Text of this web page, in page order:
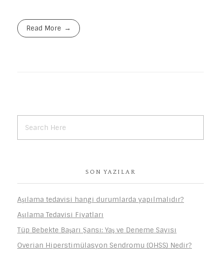
Read More
SON YAZILAR
Aşılama tedavisi hangi durumlarda yapılmalıdır?
Aşılama Tedavisi Fiyatları
Tüp Bebekte Başarı Şansı: Yaş ve Deneme Sayısı
Overian Hiperstimülasyon Sendromu (OHSS) Nedir?